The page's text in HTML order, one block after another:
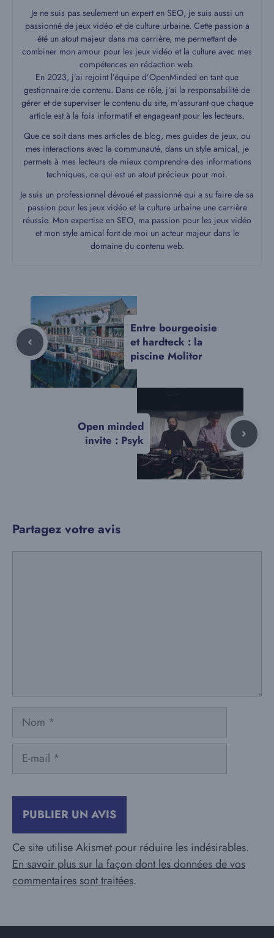
Je ne suis pas seulement un expert en SEO, je suis aussi un
passionné de jeux vidéo et de culture urbaine. Cette passion a
été un atout majeur dans ma carrière, me permettant de
combiner mon amour pour les jeux vidéo et la culture avec mes
compétences en rédaction web.
En 2023, j’ai rejoint l’équipe d’OpenMinded en tant que
gestionnaire de contenu. Dans ce rôle, j’ai la responsabilité de
gérer et de superviser le contenu du site, m’assurant que chaque
article est à la fois informatif et engageant pour les lecteurs.
Que ce soit dans mes articles de blog, mes guides de jeux, ou
mes interactions avec la communauté, dans un style amical, je
permets à mes lecteurs de mieux comprendre des informations
techniques, ce qui est un atout précieux pour moi.
Je suis un professionnel dévoué et passionné qui a su faire de sa
passion pour les jeux vidéo et la culture urbaine une carrière
réussie. Mon expertise en SEO, ma passion pour les jeux vidéo
et mon style amical font de moi un acteur majeur dans le
domaine du contenu web.
Entre bourgeoisie
et hardteck : la
piscine Molitor
Open minded
invite : Psyk
Partagez votre avis
Nom
Ce site utilise Akismet pour réduire les indésirables.
En savoir plus sur la façon dont les données de vos
commentaires sont traitées.